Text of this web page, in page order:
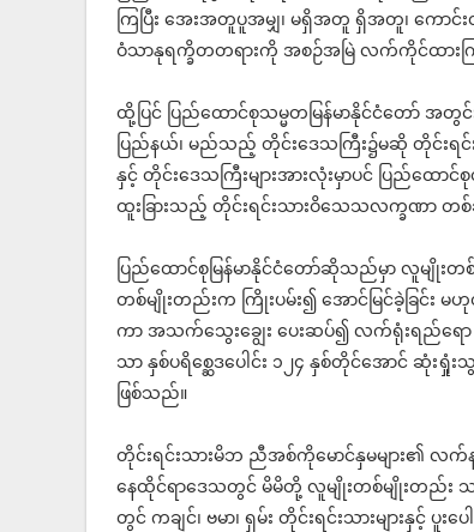
ကြပြီး အေးအတူပူအမျှ၊ မရှိအတူ ရှိအတူ၊ ကေ
ဝံသာနုရက္ခိတတရားကို အစဉ်အမြဲ လက်ကိုင်ထားက
ထို့ပြင် ပြည်ထောင်စုသမ္မတမြန်မာနိုင်ငံတော် အတွ
ပြည်နယ်၊ မည်သည့် တိုင်းဒေသကြီး၌မဆို တိုင်းရင်
နှင့် တိုင်းဒေသကြီးများအားလုံးမှာပင် ပြည်ထော
ထူးခြားသည့် တိုင်းရင်းသားဝိသေသလက္ခဏာ တစ်
ပြည်ထောင်စုမြန်မာနိုင်ငံတော်ဆိုသည်မှာ လူမျိုး
တစ်မျိုးတည်းက ကြိုးပမ်း၍ အောင်မြင်ခဲ့ခြင်
ကာ အသက်သွေးချွေး ပေးဆပ်၍ လက်ရုံးရည်ရေ
သာ နှစ်ပရိစ္ဆေဒပေါင်း ၁၂၄ နှစ်တိုင်အောင် ဆုံး
ဖြစ်သည်။
တိုင်းရင်းသားမိဘ ညီအစ်ကိုမောင်နှမများ၏ လ
နေထိုင်ရာဒေသတွင် မိမိတို့ လူမျိုးတစ်မျိုးတည်း
တွင် ကချင်၊ ဗမာ၊ ရှမ်း တိုင်းရင်းသားများနှင့်